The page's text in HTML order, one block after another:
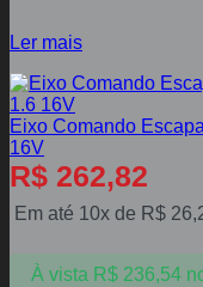
Ler mais
Eixo Comando
16V
R$ 262,82
Em até 10x de R$
À vista R$236,54